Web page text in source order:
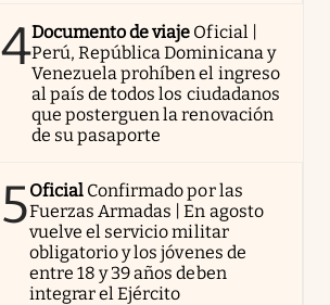
4Documento de viaje Oficial |
Perú, República Dominicana y
Venezuela prohíben el ingreso
al país de todos los ciudadanos
que posterguen la renovación
de su pasaporte
5Oficial Confirmado por las
Fuerzas Armadas | En agosto
vuelve el servicio militar
obligatorio y los jóvenes de
entre 18 y 39 años deben
integrar el Ejército